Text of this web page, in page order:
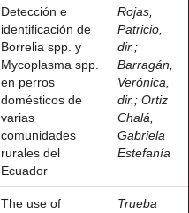
Detección e
identificación de
Borrelia spp. y
Mycoplasma spp.
en perros
domésticos de
varias
comunidades
rurales del
Ecuador
Rojas,
Patricio,
dir. ;
Barragán,
Verónica,
dir. ; Ortiz
Chalá,
Gabriela
Estefanía
The use of
Trueba